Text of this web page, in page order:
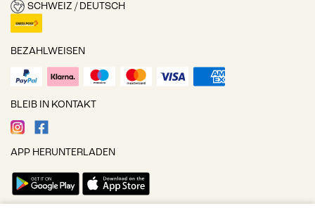
SCHWEIZ / DEUTSCH
BEZAHLWEISEN
BLEIB IN KONTAKT
APP HERUNTERLADEN